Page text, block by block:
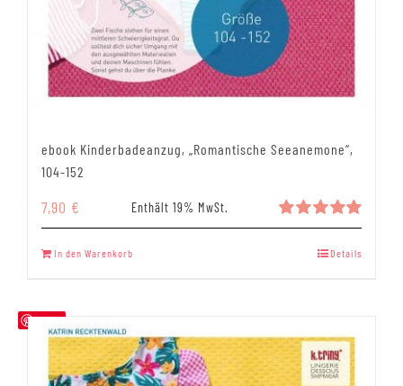
ebook Kinderbadeanzug, „Romantische Seeanemone“,
104-152
Bewertet
5.00
7,90 € Enthält 19% MwSt.
In den Warenkorb Details
Save